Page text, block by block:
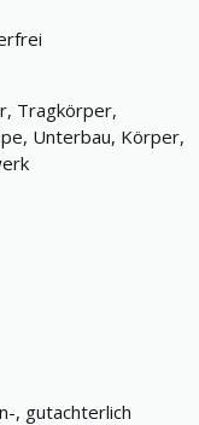
Tragkörper,
Unterbau, Körper,
, gutachterlich